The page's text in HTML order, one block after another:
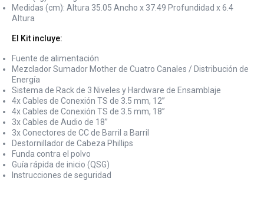
Medidas (cm): Altura 35.05 Ancho x 37.49 Profundidad x 6.4
Altura
El Kit incluye:
Fuente de alimentación
Mezclador Sumador Mother de Cuatro Canales / Distribución de
Energía
Sistema de Rack de 3 Niveles y Hardware de Ensamblaje
4x Cables de Conexión TS de 3.5 mm, 12”
4x Cables de Conexión TS de 3.5 mm, 18”
3x Cables de Audio de 18”
3x Conectores de CC de Barril a Barril
Destornillador de Cabeza Phillips
Funda contra el polvo
Guía rápida de inicio (QSG)
Instrucciones de seguridad